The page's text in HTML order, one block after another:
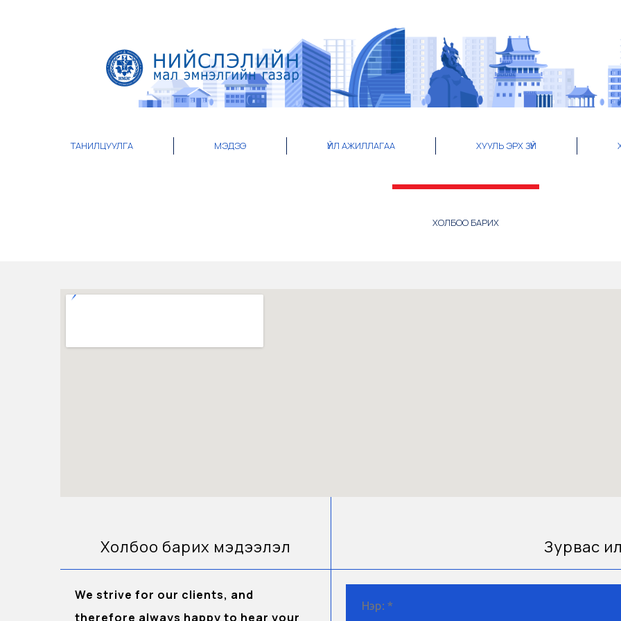
ТАНИЛЦУУЛГА МЭДЭЭ ҮЙЛ АЖИЛЛАГАА ХУУЛЬ ЭРХ ЗҮЙ
ХОЛБОО БАРИХ
Холбоо барих мэдээлэл
We strive for our clients, and
therefore always happy to hear your
Зурвас